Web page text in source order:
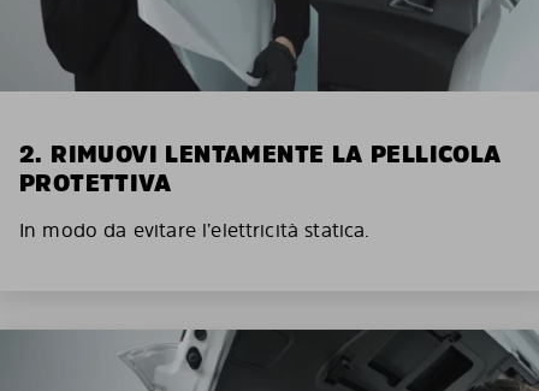
2. RIMUOVI LENTAMENTE LA PELLICOLA
PROTETTIVA
In modo da evitare l’elettricità statica.